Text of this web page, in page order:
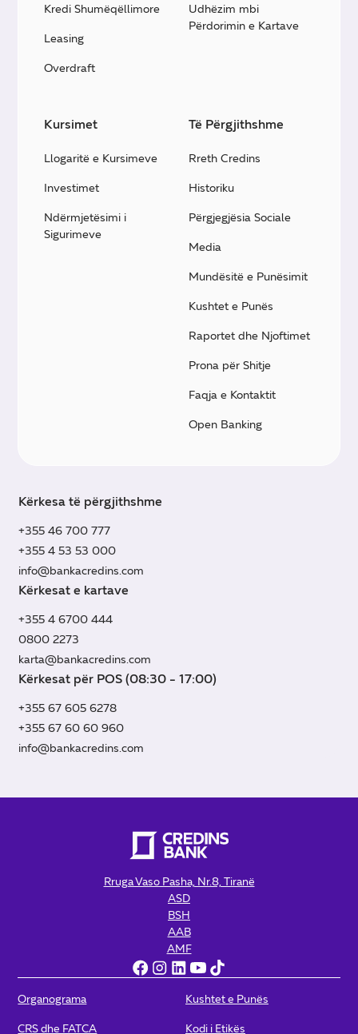
Kredi Shumëqëllimore
Leasing
Overdraft
Udhëzim mbi
Përdorimin e Kartave
Kursimet
Llogaritë e Kursimeve
Investimet
Ndërmjetësimi i
Sigurimeve
Të Përgjithshme
Rreth Credins
Historiku
Përgjegjësia Sociale
Media
Mundësitë e Punësimit
Kushtet e Punës
Raportet dhe Njoftimet
Prona për Shitje
Faqja e Kontaktit
Open Banking
Kërkesa të përgjithshme
+355 46 700 777
+355 4 53 53 000
info@bankacredins.com
Kërkesat e kartave
+355 4 6700 444
0800 2273
karta@bankacredins.com
Kërkesat për POS (08:30 - 17:00)
+355 67 605 6278
+355 67 60 60 960
info@bankacredins.com
Rruga Vaso Pasha, Nr.8, Tiranë
ASD
BSH
AAB
AMF
Organograma Kushtet e Punës
CRS dhe FATCA Kodi i Etikës